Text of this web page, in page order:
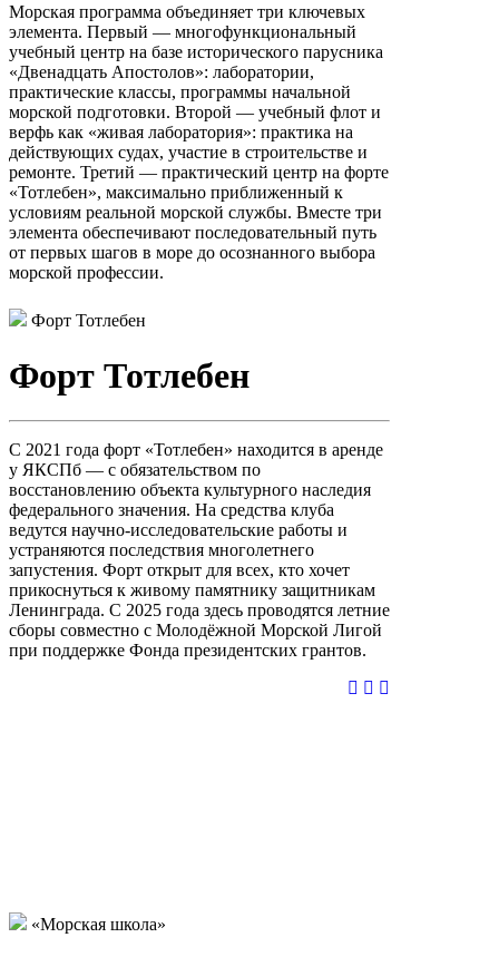
Морская программа объединяет три ключевых
элемента. Первый — многофункциональный
учебный центр на базе исторического парусника
«Двенадцать Апостолов»: лаборатории,
практические классы, программы начальной
морской подготовки. Второй — учебный флот и
верфь как «живая лаборатория»: практика на
действующих судах, участие в строительстве и
ремонте. Третий — практический центр на форте
«Тотлебен», максимально приближенный к
условиям реальной морской службы. Вместе три
элемента обеспечивают последовательный путь
от первых шагов в море до осознанного выбора
морской профессии.
Форт Тотлебен
Форт Тотлебен
С 2021 года форт «Тотлебен» находится в аренде
у ЯКСПб — с обязательством по
восстановлению объекта культурного наследия
федерального значения. На средства клуба
ведутся научно-исследовательские работы и
устраняются последствия многолетнего
запустения. Форт открыт для всех, кто хочет
прикоснуться к живому памятнику защитникам
Ленинграда. С 2025 года здесь проводятся летние
сборы совместно с Молодёжной Морской Лигой
при поддержке Фонда президентских грантов.
«Морская школа»